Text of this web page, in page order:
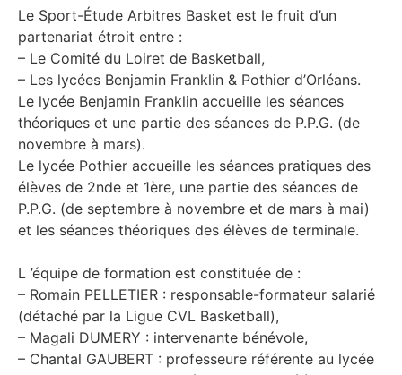
Le Sport-Étude Arbitres Basket est le fruit d’un
partenariat étroit entre :
– Le Comité du Loiret de Basketball,
– Les lycées Benjamin Franklin & Pothier d’Orléans.
Le lycée Benjamin Franklin accueille les séances
théoriques et une partie des séances de P.P.G. (de
novembre à mars).
Le lycée Pothier accueille les séances pratiques des
élèves de 2nde et 1ère, une partie des séances de
P.P.G. (de septembre à novembre et de mars à mai)
et les séances théoriques des élèves de terminale.
L ’équipe de formation est constituée de :
– Romain PELLETIER : responsable-formateur salarié
(détaché par la Ligue CVL Basketball),
– Magali DUMERY : intervenante bénévole,
– Chantal GAUBERT : professeure référente au lycée